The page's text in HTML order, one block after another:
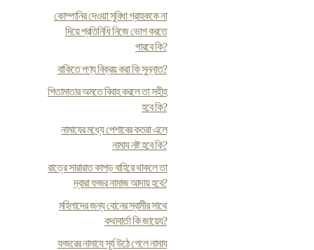
কোম্পানির দেওয়া সুবিধা গ্রাহককে না
দিয়ে প্রতিনিধি নিজে ভোগ করতে
পারবে কি?
বাকিতে পণ্য বিক্রয় করা কি সুন্নাত?
পিতামাতার অমতে বিবাহ করলে তা সহীহ
হবে কি?
নামাযের মধ্যে পেশাবের কতরা এলে
নামায নষ্ট হবে কি?
রাত্রে সারারাত কাপড় বাহিরে থাকলে তা
দ্বারা ফজর নামাজ আদায় হবে?
মহিলাদের জন্য বোনের স্বামীর সাথে
কথাবার্তা কি জায়েয?
ফজরের নামাযে সূর্য উঠে গেলে নামায